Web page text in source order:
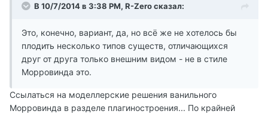
В 10/7/2014 в 3:38 PM, R-Zero сказал:
Это, конечно, вариант, да, но всё же не хотелось бы
плодить несколько типов существ, отличающихся
друг от друга только внешним видом - не в стиле
Морровинда это.
Ссылаться на моделлерские решения ванильного
Морровинда в разделе плагиностроения... По крайней